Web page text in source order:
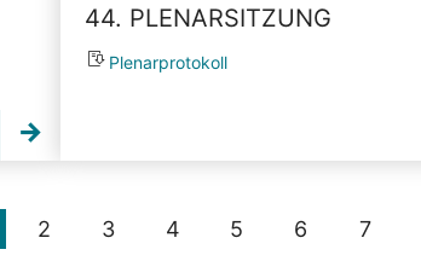
44. PLENARSITZUNG
Plenarprotokoll
2 3 4 5 6 7